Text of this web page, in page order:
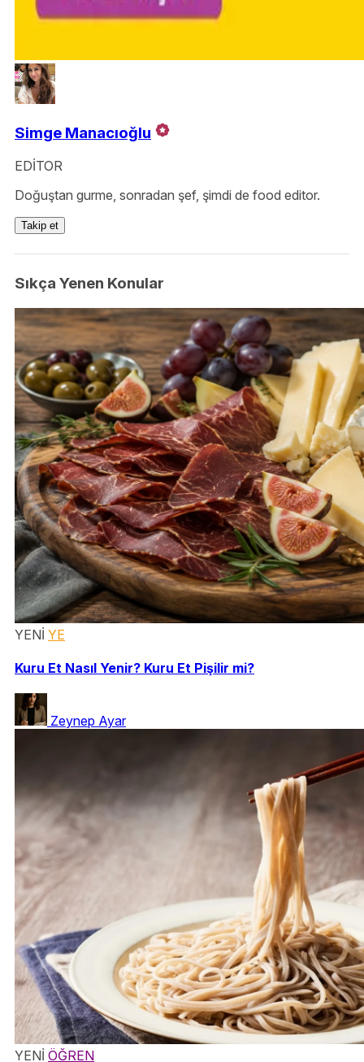
Simge Manacıoğlu
EDİTOR
Doğuştan gurme, sonradan şef, şimdi de food editor.
Takip et
Sıkça Yenen Konular
YENİ YE
Kuru Et Nasıl Yenir? Kuru Et Pişilir mi?
Zeynep Ayar
YENİ ÖĞREN